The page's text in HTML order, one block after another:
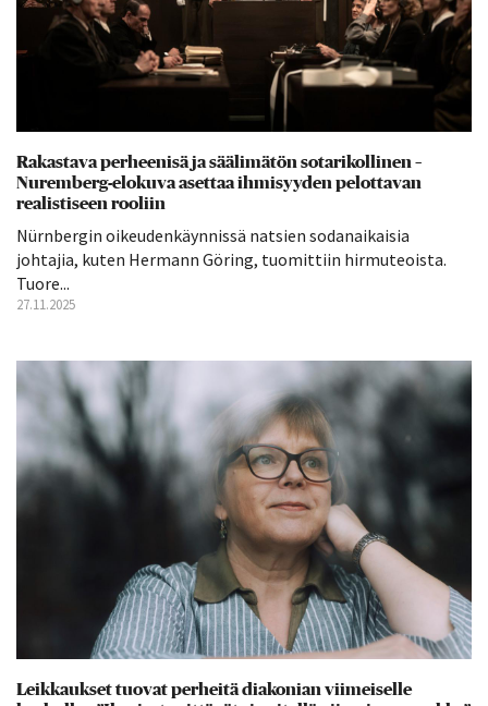
Rakastava perheenisä ja säälimätön sotarikollinen –
Nuremberg-elokuva asettaa ihmisyyden pelottavan
realistiseen rooliin
Nürnbergin oikeudenkäynnissä natsien sodanaikaisia
johtajia, kuten Hermann Göring, tuomittiin hirmuteoista.
Tuore...
27.11.2025
Leikkaukset tuovat perheitä diakonian viimeiselle